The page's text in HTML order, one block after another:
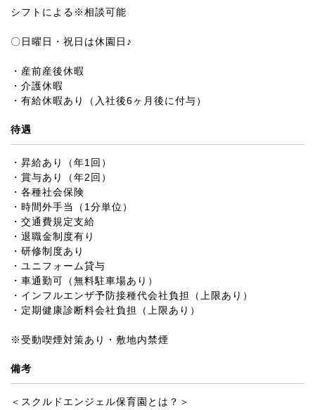
シフトによる※相談可能
〇日曜日・祝日は休園日♪
・産前産後休暇
・介護休暇
・有給休暇あり（入社後6ヶ月後に付与）
待遇
・昇給あり（年1回）
・賞与あり（年2回）
・各種社会保険
・時間外手当（1分単位）
・交通費規定支給
・退職金制度有り
・研修制度あり
・ユニフォーム貸与
・車通勤可（無料駐車場あり）
・インフルエンザ予防接種代会社負担（上限あり）
・定期健康診断料会社負担（上限あり）
※受動喫煙対策あり・敷地内禁煙
備考
＜スクルドエンジェル保育園とは？＞